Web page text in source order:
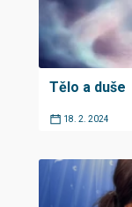
Tělo a duše
18. 2. 2024